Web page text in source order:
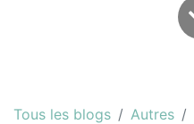
Tous les blogs Autres